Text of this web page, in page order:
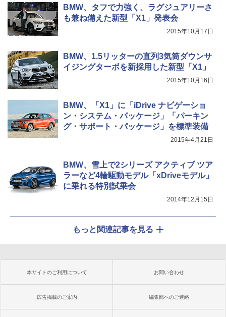
BMW、タフで力強く、ラグジュアリーさ
も兼ね備えた新型「X1」発表会
2015年10月17日
BMW、1.5リッターの直列3気筒ダウンサ
イジングターボを新採用した新型「X1」
2015年10月16日
BMW、「X1」に「iDrive ナビゲーショ
ン・システム・パッケージ」「パーキン
グ・サポート・パッケージ」を標準装備
2015年4月21日
BMW、雪上で2シリーズ アクティブ ツア
ラーなど4輪駆動モデル「xDriveモデル」
に乗れる特別試乗会
2014年12月15日
もっと関連記事を見る
本サイトのご利用について お問い合わせ
広告掲載のご案内 編集部へのご連絡